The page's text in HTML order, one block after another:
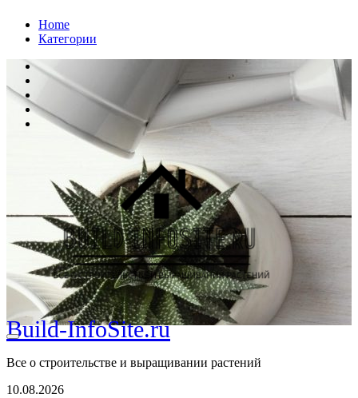
ПерейтиHome
Категории
Build-InfoSite.ru
Все о строительстве и выращивании растений
10.08.2026